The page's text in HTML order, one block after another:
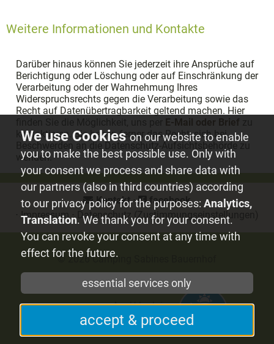
Weitere Informationen und Kontakte
Darüber hinaus können Sie jederzeit ihre Ansprüche auf
Berichtigung oder Löschung oder auf Einschränkung der
Verarbeitung oder der Wahrnehmung Ihres
Widerspruchsrechts gegen die Verarbeitung sowie das
Recht auf Datenübertragbarkeit geltend machen. Hier
E-Mail oder Brief
kontaktieren. Sie haben ferner das Recht, sich bei
wenden.
© 2026Camping Sabines Bauernhof
mvp.de- Urlaub in
Mecklenburg-Vorpommern
Kontakt ⋅
facebook
Impressum Datenschutz (Zustimmungseinstellungen)
on our website to enable
you to make the best possible use. Only with
your consent we process and share data with
our partners (also in third countries) according
to our privacy policy for the purposes: Analytics,
Translation. We thank you for your consent.
You can revoke your consent at any time with
effect for the future.
essential services only
accept & proceed